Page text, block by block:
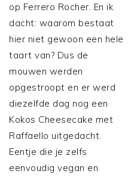
op Ferrero Rocher. En ik
dacht: waarom bestaat
hier niet gewoon een hele
taart van? Dus de
mouwen werden
opgestroopt en er werd
diezelfde dag nog een
Kokos Cheesecake met
Raffaello uitgedacht.
Eentje die je zelfs
eenvoudig vegan en